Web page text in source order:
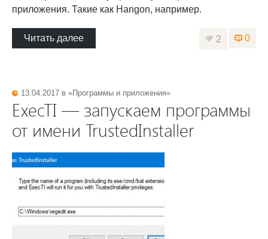
приложения. Такие как Hangon, например.
0
2
Читать далее
13.04.2017 в «Программы и приложения»
ExecTI — запускаем программы
от имени TrustedInstaller